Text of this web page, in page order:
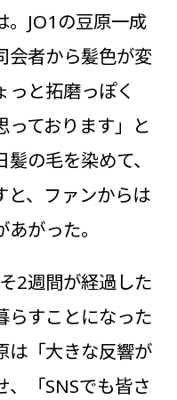
。JO1の豆原一成
会者から髪色が変
っと拓磨っぽく
っております」と
の毛を染めて、
と、ファンからは
がった。
2週間が経過した
らすことになった
は「大きな反響が
、「SNSでも皆さ